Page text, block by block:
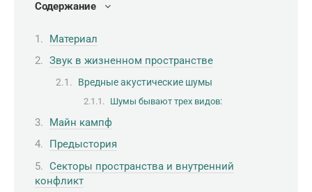
Содержание
Материал
Звук в жизненном пространстве
Вредные акустические шумы
Шумы бывают трех видов:
Майн кампф
Предыстория
Секторы пространства и внутренний
конфликт